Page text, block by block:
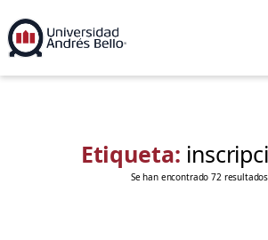
Etiqueta:
Se han encontrado 72 resultados